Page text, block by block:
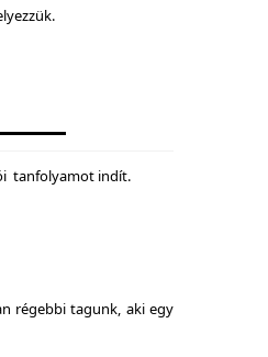
tanfolyamot indít.
régebbi tagunk, aki egy